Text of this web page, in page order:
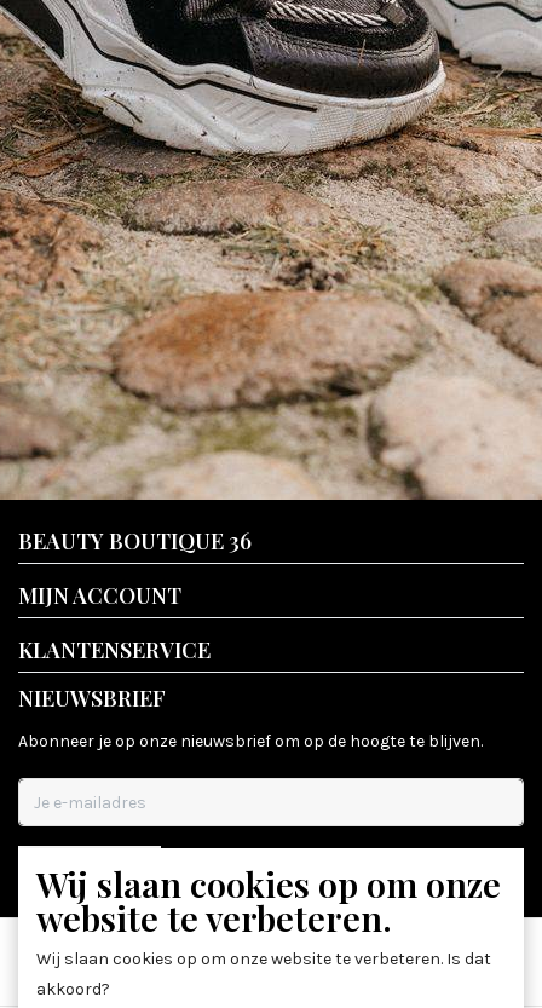
BEAUTY BOUTIQUE 36
MIJN ACCOUNT
KLANTENSERVICE
NIEUWSBRIEF
Abonneer je op onze nieuwsbrief om op de hoogte te blijven.
ABONNEER
Wij slaan cookies op om onze
website te verbeteren.
Wij slaan cookies op om onze website te verbeteren. Is dat
akkoord?